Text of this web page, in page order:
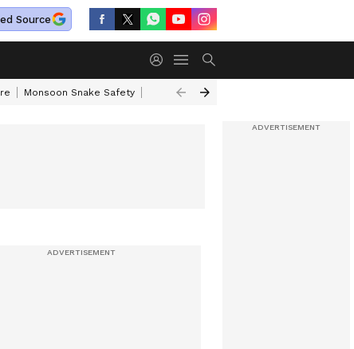
Source
Monsoon Snake Safety Akkineni Nageswara Rao